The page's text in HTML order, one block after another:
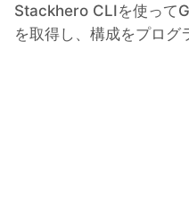
Stackhero CLIを使って
を取得し、構成をプログ